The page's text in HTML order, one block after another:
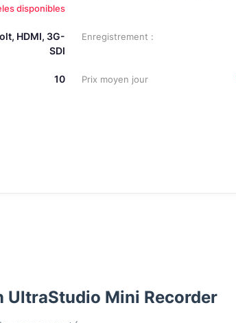
disponibles
HDMI, 3G-
SDI
Enregistrement :
10 Prix moyen jour
UltraStudio Mini Recorder